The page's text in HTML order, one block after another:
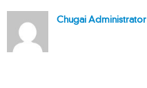
Chugai Administrator